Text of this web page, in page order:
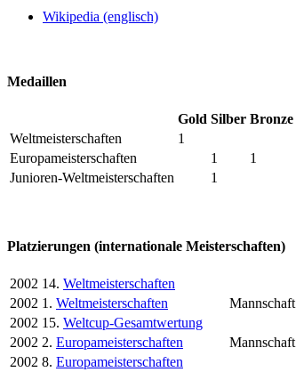
Wikipedia (englisch)
Medaillen
Gold Silber Bronze
Weltmeisterschaften
1
Europameisterschaften
1
1
Junioren-Weltmeisterschaften
1
Platzierungen (internationale Meisterschaften)
2002 14. Weltmeisterschaften
2002 1. Weltmeisterschaften Mannschaft
2002 15. Weltcup-Gesamtwertung
2002 2. Europameisterschaften Mannschaft
2002 8. Europameisterschaften